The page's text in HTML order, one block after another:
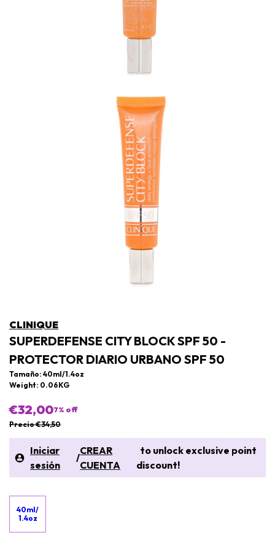
CLINIQUE
SUPERDEFENSE CITY BLOCK SPF 50 -
PROTECTOR DIARIO URBANO SPF 50
Tamaño: 40ml/1.4oz
Weight: 0.06KG
€32,007% off
Precio €34,50
Iniciar
sesión
/
CREAR
CUENTA
to unlock exclusive point
discount!
40ml/
1.4oz